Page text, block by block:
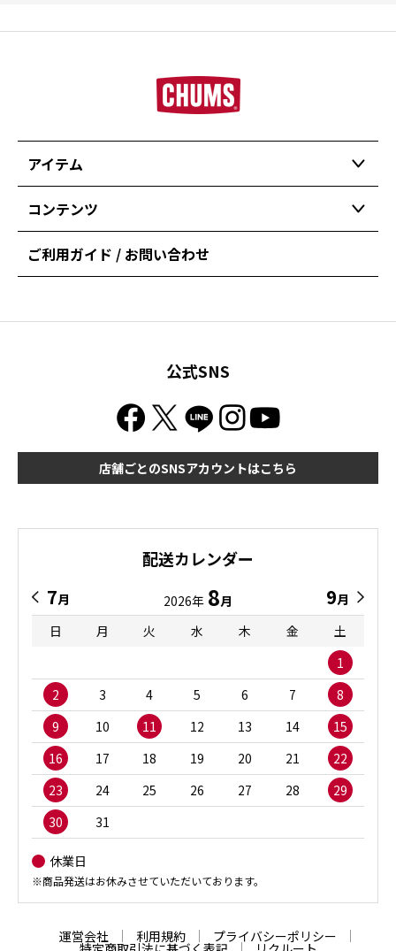
アイテム
コンテンツ
ご利用ガイド / お問い合わせ
公式SNS
店舗ごとのSNSアカウントはこちら
配送カレンダー
7月 2026年 8月 9月
日
月 火 水 木 金
土
1
2
3 4 5 6 7
8
9
10 11 12 13 14
15
16
17 18 19 20 21
22
23
24 25 26 27 28
29
30
31
休業日
※商品発送はお休みさせていただいております。
運営会社 利用規約 プライバシーポリシー